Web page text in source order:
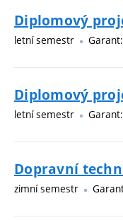
Diplomový
letní semestr Garant:
Diplomový
letní semestr Garant:
Dopravní
zimní semestr